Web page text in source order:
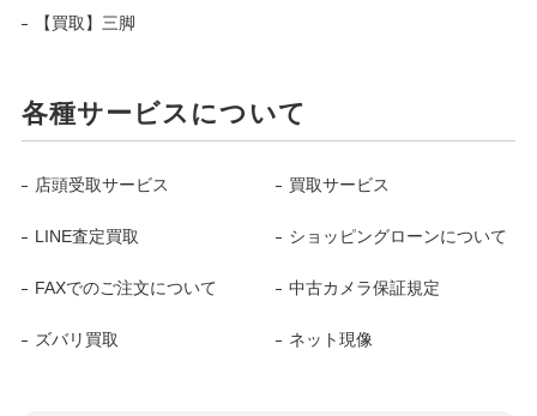
【買取】三脚
各種サービスについて
店頭受取サービス 買取サービス
LINE査定買取 ショッピングローンについて
FAXでのご注文について 中古カメラ保証規定
ズバリ買取 ネット現像